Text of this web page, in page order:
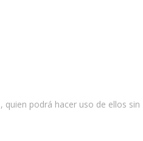
podrá hacer uso de ellos sin